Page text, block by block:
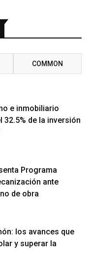
COMMON
e inmobiliario
32.5% de la inversión
Programa
ante
de obra
los avances que
y superar la